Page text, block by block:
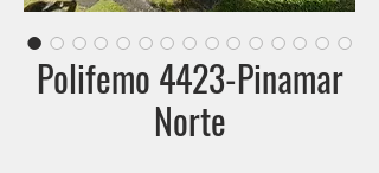
Polifemo 4423-Pinamar
Norte